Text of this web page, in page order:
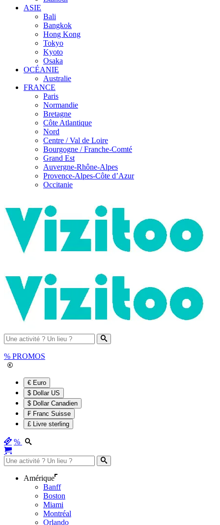
ASIE
Bali
Bangkok
Hong Kong
Tokyo
Kyoto
Osaka
OCÉANIE
Australie
FRANCE
Paris
Normandie
Bretagne
Côte Atlantique
Nord
Centre / Val de Loire
Bourgogne / Franche-Comté
Grand Est
Auvergne-Rhône-Alpes
Provence-Alpes-Côte d’Azur
Occitanie
% PROMOS
€ Euro
$ Dollar US
$ Dollar Canadien
₣ Franc Suisse
£ Livre sterling
%
Amérique
Banff
Boston
Miami
Montréal
Orlando